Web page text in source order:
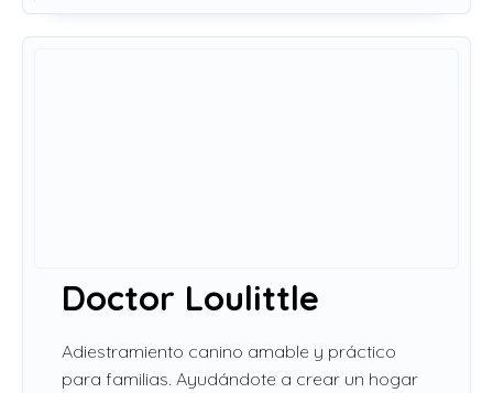
Doctor Loulittle
Adiestramiento canino amable y práctico
para familias. Ayudándote a crear un hogar